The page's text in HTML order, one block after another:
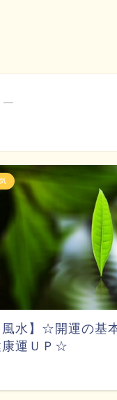
―
風水】☆開運の基
康運ＵＰ☆